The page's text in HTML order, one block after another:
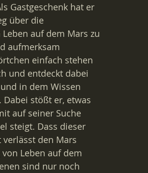
Gastgeschenk hat er
über die
auf dem Mars zu
aufmerksam
einfach stehen
und entdeckt dabei
in dem Wissen
stößt er, etwas
auf seiner Suche
steigt. Dass dieser
den Mars
Leben auf dem
sind nur noch